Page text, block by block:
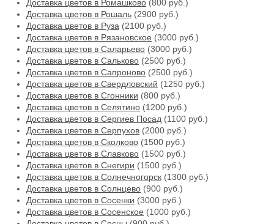
Доставка цветов в Ромашково (800 руб.)
Доставка цветов в Рошаль (2900 руб.)
Доставка цветов в Руза (2100 руб.)
Доставка цветов в Рязановское (3000 руб.)
Доставка цветов в Саларьево (3000 руб.)
Доставка цветов в Сальково (2500 руб.)
Доставка цветов в Сапроново (2500 руб.)
Доставка цветов в Свердловский (1250 руб.)
Доставка цветов в Сгонники (800 руб.)
Доставка цветов в Селятино (1200 руб.)
Доставка цветов в Сергиев Посад (1100 руб.)
Доставка цветов в Серпухов (2000 руб.)
Доставка цветов в Сколково (1500 руб.)
Доставка цветов в Славково (1500 руб.)
Доставка цветов в Снегири (1500 руб.)
Доставка цветов в Солнечногорск (1300 руб.)
Доставка цветов в Солнцево (900 руб.)
Доставка цветов в Сосенки (3000 руб.)
Доставка цветов в Сосенское (1000 руб.)